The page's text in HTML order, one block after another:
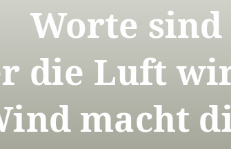
Worte
die Luft
macht